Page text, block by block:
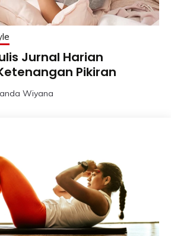
Jurnal Harian
Pikiran
Wiyana